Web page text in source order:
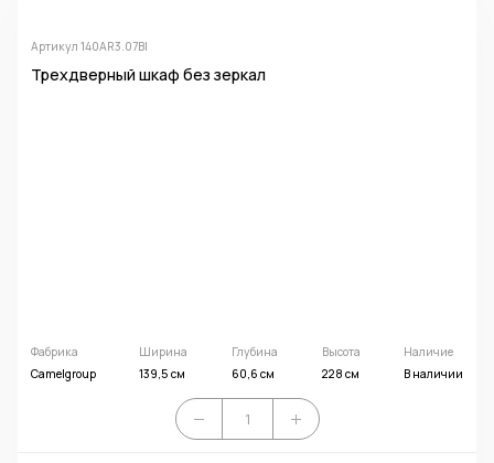
Артикул 140AR3.07BI
Трехдверный шкаф без зеркал
Фабрика
Camelgroup
Ширина
139,5 см
Глубина
60,6 см
Высота
228 см
Наличие
В наличии